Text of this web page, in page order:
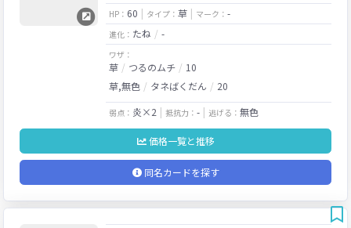
HP： 60 タイプ： 草 マーク： -
進化： たね -
ワザ：
草 つるのムチ
10
草,無色
タネばくだん 20
弱点： 炎×2 抵抗力： - 逃げる： 無色
価格一覧と推移
同名カードを探す